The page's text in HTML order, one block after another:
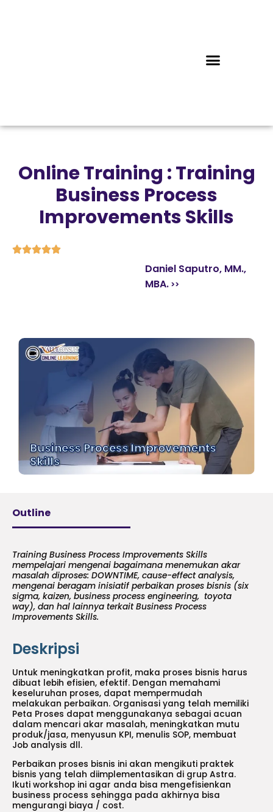
Online Training : Training
Business Process
Improvements Skills

Daniel Saputro, MM.,
MBA.
Outline
Training Business Process Improvements Skills
mempelajari mengenai bagaimana menemukan akar
masalah diproses: DOWNTIME, cause-effect analysis,
mengenai beragam inisiatif perbaikan proses bisnis (six
sigma, kaizen, business process engineering, toyota
way), dan hal lainnya terkait Business Process
Improvements Skills.
Deskripsi
Untuk meningkatkan profit, maka proses bisnis harus
dibuat lebih efisien, efektif. Dengan memahami
keseluruhan proses, dapat mempermudah
melakukan perbaikan. Organisasi yang telah memiliki
Peta Proses dapat menggunakanya sebagai acuan
dalam mencari akar masalah, meningkatkan mutu
produk/jasa, menyusun KPI, menulis SOP, membuat
Job analysis dll.
Perbaikan proses bisnis ini akan mengikuti praktek
bisnis yang telah diimplementasikan di grup Astra.
Ikuti workshop ini agar anda bisa mengefisienkan
business process sehingga pada akhirnya bisa
mengurangi biaya / cost.